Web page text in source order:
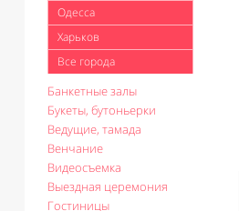
Одесса
Харьков
Все города
Банкетные залы
Букеты, бутоньерки
Ведущие, тамада
Венчание
Видеосъемка
Выездная церемония
Гостиницы